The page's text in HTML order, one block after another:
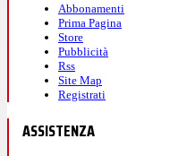
Abbonamenti
Prima Pagina
Store
Pubblicità
Rss
Site Map
Registrati
ASSISTENZA